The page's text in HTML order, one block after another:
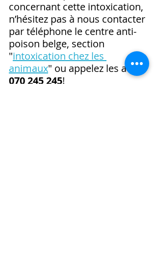
concernant cette intoxication,
n’hésitez pas à nous contacter
par téléphone le centre anti-
poison belge, section
"intoxication chez les
animaux" ou appelez les au
070 245 245!